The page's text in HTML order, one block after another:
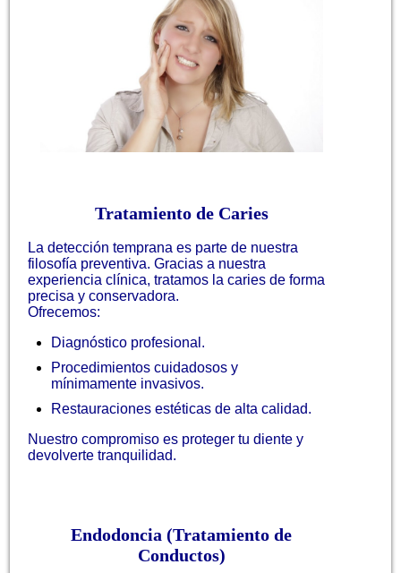
Tratamiento de Caries
La detección temprana es parte de nuestra
filosofía preventiva. Gracias a nuestra
experiencia clínica, tratamos la caries de forma
precisa y conservadora.
Ofrecemos:
Diagnóstico profesional.
Procedimientos cuidadosos y
mínimamente invasivos.
Restauraciones estéticas de alta calidad.
Nuestro compromiso es proteger tu diente y
devolverte tranquilidad.
Endodoncia (Tratamiento de
Conductos)